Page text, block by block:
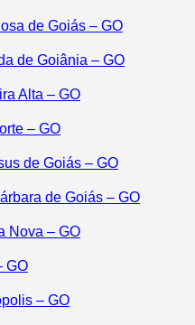
de Goiás – GO
de Goiânia – GO
Alta – GO
– GO
de Goiás – GO
de Goiás – GO
Nova – GO
GO
– GO